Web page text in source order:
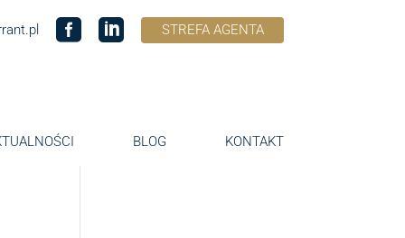
STREFA AGENTA
BLOG KONTAKT